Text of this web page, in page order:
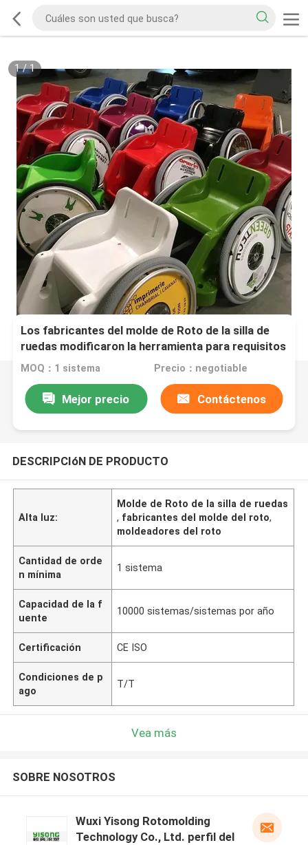
1/1
Los fabricantes del molde de Roto de la silla de
ruedas modificaron la herramienta para requisitos
particulares que moldeaba
MOQ：1 sistema Precio：negotiable
Mejor precio Contáctenos
DESCRIPCIóN DE PRODUCTO
Alta luz:
Molde de Roto de la silla de ruedas
, fabricantes del molde del roto,
moldeadores del roto
Cantidad de orde
n mínima
1 sistema
Capacidad de la f
uente
10000 sistemas/sistemas por año
Certificación CE ISO
Condiciones de p
ago
T/T
Vea más
SOBRE NOSOTROS
Wuxi Yisong Rotomolding
Technology Co., Ltd. perfil del